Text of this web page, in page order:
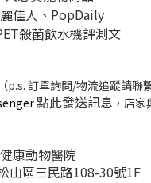
佳人、 PopDaily
殺菌飲水機評測文
（p.s. 訂單詢問/物流追蹤請
點此發送訊息 ，店
康動物醫院
山區三民路108-30號1F